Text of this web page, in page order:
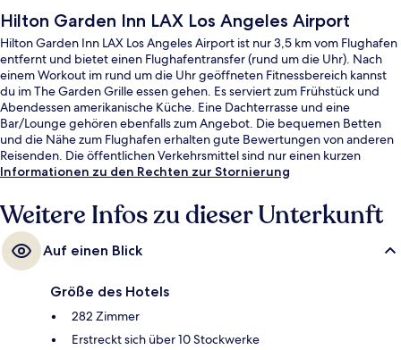
Hilton Garden Inn LAX Los Angeles Airport
Hilton Garden Inn LAX Los Angeles Airport ist nur 3,5 km vom Flughafen
entfernt und bietet einen Flughafentransfer (rund um die Uhr). Nach
einem Workout im rund um die Uhr geöffneten Fitnessbereich kannst
du im The Garden Grille essen gehen. Es serviert zum Frühstück und
Abendessen amerikanische Küche. Eine Dachterrasse und eine
Bar/Lounge gehören ebenfalls zum Angebot. Die bequemen Betten
und die Nähe zum Flughafen erhalten gute Bewertungen von anderen
Reisenden. Die öffentlichen Verkehrsmittel sind nur einen kurzen
Fußmarsch entfernt: Zur Aviation/Century Station sind es 9 Minuten und
Informationen zu den Rechten zur Stornierung
Weitere Infos zu dieser Unterkunft
Auf einen Blick
Größe des Hotels
282 Zimmer
Erstreckt sich über 10 Stockwerke